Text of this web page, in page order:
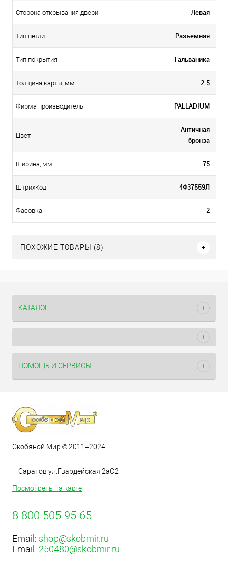
Сторона открывания двери Левая
Тип петли Разъемная
Тип покрытия Гальваника
Толщина карты, мм 2.5
Фирма производитель PALLADIUM
Цвет
Античная
бронза
Ширина, мм 75
ШтрихКод 4Ф37559Л
Фасовка 2
ПОХОЖИЕ ТОВАРЫ (8)
КАТАЛОГ
ПОМОЩЬ И СЕРВИСЫ
Скобяной Мир © 2011–2024
г. Саратов ул.Гвардейская 2аС2
Посмотреть на карте
8-800-505-95-65
Email: shop@skobmir.ru
Email: 250480@skobmir.ru